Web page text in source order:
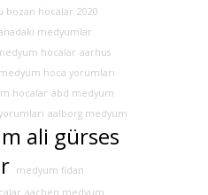
bozan hocalar 2020
medyumlar
hocalar aarhus
hoca yorumları
hocalar abd medyum
aalborg medyum
ali gürses
medyum fidan
aachen medyum